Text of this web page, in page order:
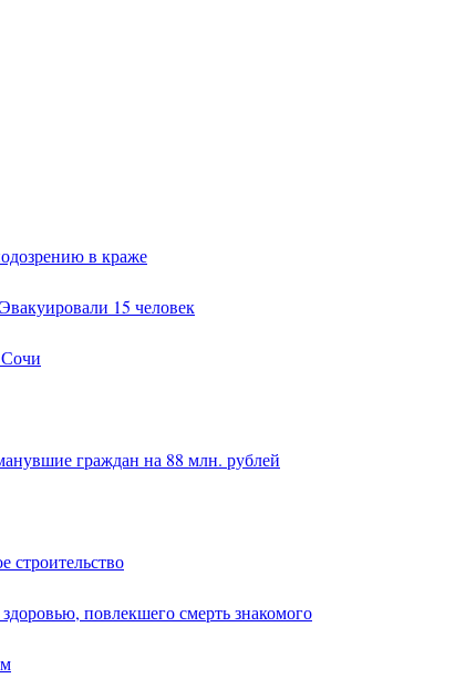
в краже
15 человек
граждан на 88 млн. рублей
строительство
повлекшего смерть знакомого